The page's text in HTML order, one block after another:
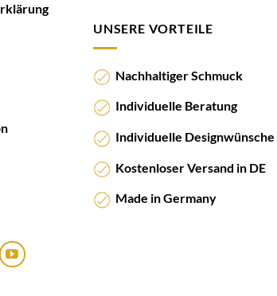
UNSERE VORTEILE
Nachhaltiger Schmuck
Individuelle Beratung
Individuelle Designwünsche
Kostenloser Versand in DE
Made in Germany